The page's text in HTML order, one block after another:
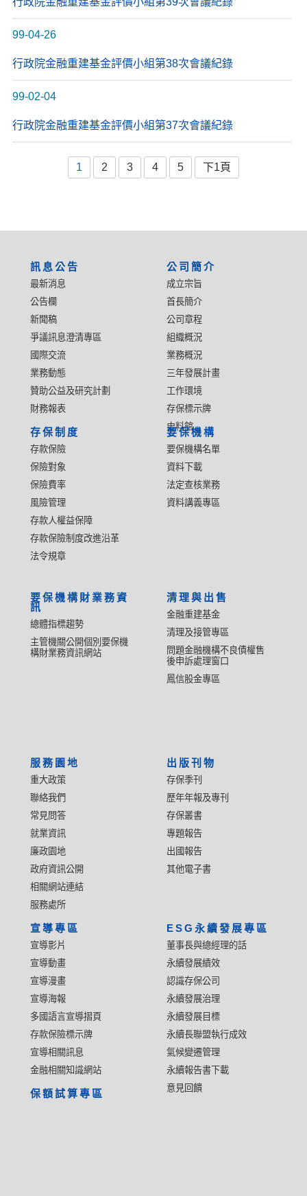
99-04-26
行政院金融重建基金評價小組第38次會議紀錄
99-02-04
行政院金融重建基金評價小組第37次會議紀錄
1 2 3 4 5 下1頁
訊息公告
最新消息
公告欄
新聞稿
爭議訊息澄清專區
國際交流
業務動態
贊助公益及研究計劃
財務報表
公司簡介
成立宗旨
首長簡介
公司章程
組織概況
業務概況
三年發展計畫
工作環境
存保標示牌
史料館
存保制度
存款保險
保險對象
保險費率
風險管理
存款人權益保障
存款保險制度改進沿革
法令規章
要保機構
要保機構名單
資料下載
法定查核業務
資料講義專區
要保機構財業務資
訊
總體指標趨勢
主管機關公開個別要保機
構財業務資訊網站
清理與出售
金融重建基金
清理及接管專區
問題金融機構不良債權售
後申訴處理窗口
鳳信股金專區
服務園地
重大政策
聯絡我們
常見問答
就業資訊
廉政園地
政府資訊公開
相關網站連結
服務處所
出版刊物
存保季刊
歷年年報及專刊
存保叢書
專題報告
出國報告
其他電子書
宣導專區
宣導影片
宣導動畫
宣導漫畫
宣導海報
多國語言宣導摺頁
存款保險標示牌
宣導相關訊息
金融相關知識網站
ESG永續發展專區
董事長與總經理的話
永續發展績效
認識存保公司
永續發展治理
永續發展目標
永續長聯盟執行成效
氣候變遷管理
永續報告書下載
意見回饋
保額試算專區